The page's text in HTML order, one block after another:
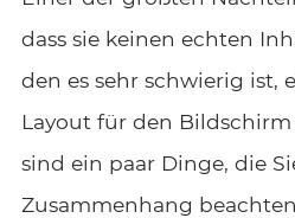
dass sie keinen echten
den es sehr schwierig ist,
Layout für den
sind ein paar Dinge, die
Zusammenhang